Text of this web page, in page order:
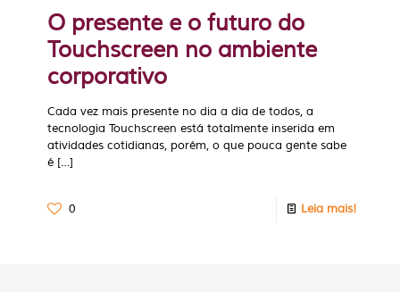
O presente e o futuro do
Touchscreen no ambiente
corporativo
Cada vez mais presente no dia a dia de todos, a
tecnologia Touchscreen está totalmente inserida em
atividades cotidianas, porém, o que pouca gente sabe
é […]
0 Leia mais!